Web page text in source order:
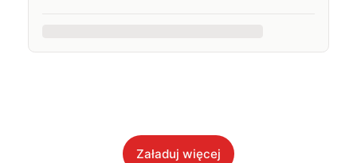
Załaduj więcej